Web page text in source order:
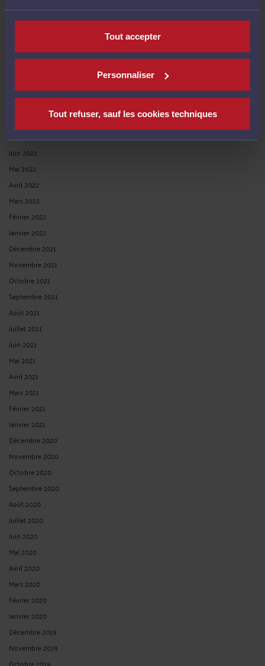
Tout accepter
Personnaliser
Tout refuser, sauf les cookies techniques
Mars 2023
Février 2023
Décembre 2022
Octobre 2022
Juin 2022
Mai 2022
Avril 2022
Mars 2022
Février 2022
Janvier 2022
Décembre 2021
Novembre 2021
Octobre 2021
Septembre 2021
Août 2021
Juillet 2021
Juin 2021
Mai 2021
Avril 2021
Mars 2021
Février 2021
Janvier 2021
Décembre 2020
Novembre 2020
Octobre 2020
Septembre 2020
Août 2020
Juillet 2020
Juin 2020
Mai 2020
Avril 2020
Mars 2020
Février 2020
Janvier 2020
Décembre 2019
Novembre 2019
Octobre 2019